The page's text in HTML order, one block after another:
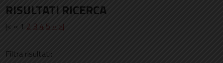
RISULTATI RICERCA
|< « 1 2 3 4 5 » >|
Filtra risultati: